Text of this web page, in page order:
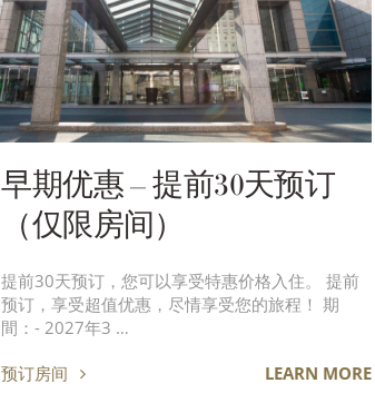
早期优惠 – 提前30天预订
（仅限房间）
提前30天预订，您可以享受特惠价格入住。 提前
预订，享受超值优惠，尽情享受您的旅程！ 期
間：- 2027年3 …
预订房间 LEARN MORE